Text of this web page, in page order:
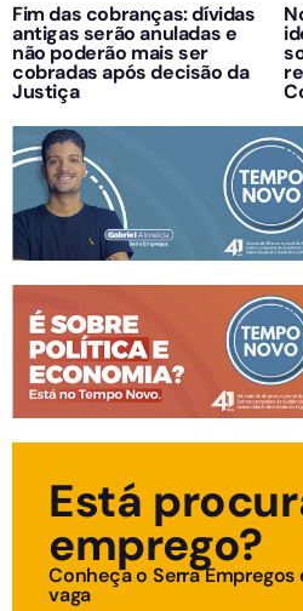
Fim das cobranças: dívidas
antigas serão anuladas e
não poderão mais ser
cobradas após decisão da
Justiça
Está
emprego?
Conheça o Serra
vaga